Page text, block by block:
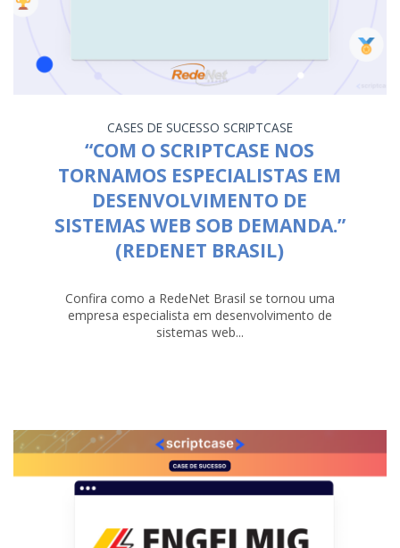
CASES DE SUCESSO SCRIPTCASE
“COM O SCRIPTCASE NOS
TORNAMOS ESPECIALISTAS EM
DESENVOLVIMENTO DE
SISTEMAS WEB SOB DEMANDA.”
(REDENET BRASIL)
Confira como a RedeNet Brasil se tornou uma
empresa especialista em desenvolvimento de
sistemas web...